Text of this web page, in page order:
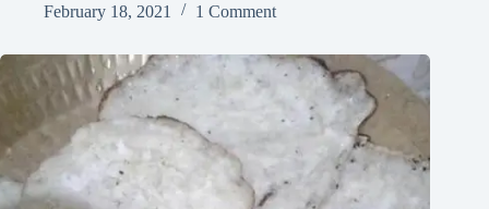
February 18, 2021 1 Comment